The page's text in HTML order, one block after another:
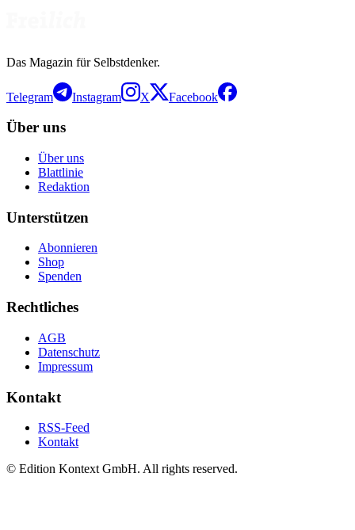
Das Magazin für Selbstdenker.
Telegram Instagram X Facebook
Über uns
Über uns
Blattlinie
Redaktion
Unterstützen
Abonnieren
Shop
Spenden
Rechtliches
AGB
Datenschutz
Impressum
Kontakt
RSS-Feed
Kontakt
© Edition Kontext GmbH. All rights reserved.